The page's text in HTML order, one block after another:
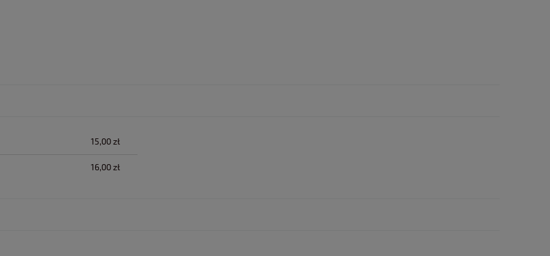
15,00 zł
16,00 zł